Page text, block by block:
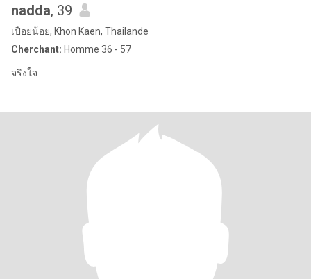
nadda, 39
เปือยน้อย, Khon Kaen, Thailande
Cherchant: Homme 36 - 57
จริงใจ